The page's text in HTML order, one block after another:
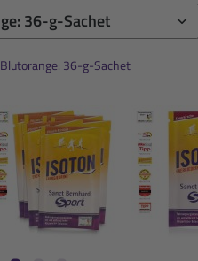
Blutorange: 36-g-Sachet